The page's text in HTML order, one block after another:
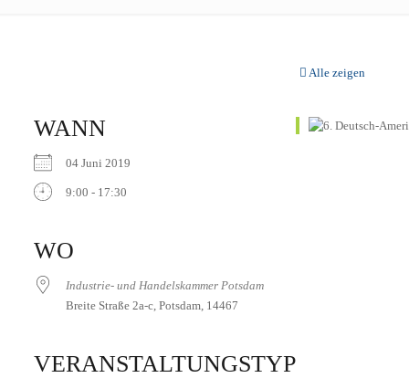
Alle zeigen
WANN
04 Juni 2019
9:00 - 17:30
WO
Industrie- und Handelskammer Potsdam
Breite Straße 2a-c, Potsdam, 14467
VERANSTALTUNGSTYP